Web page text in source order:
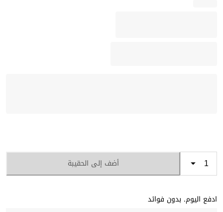
أضف إلى الحقيبة
ادفع اليوم. بدون فوائد